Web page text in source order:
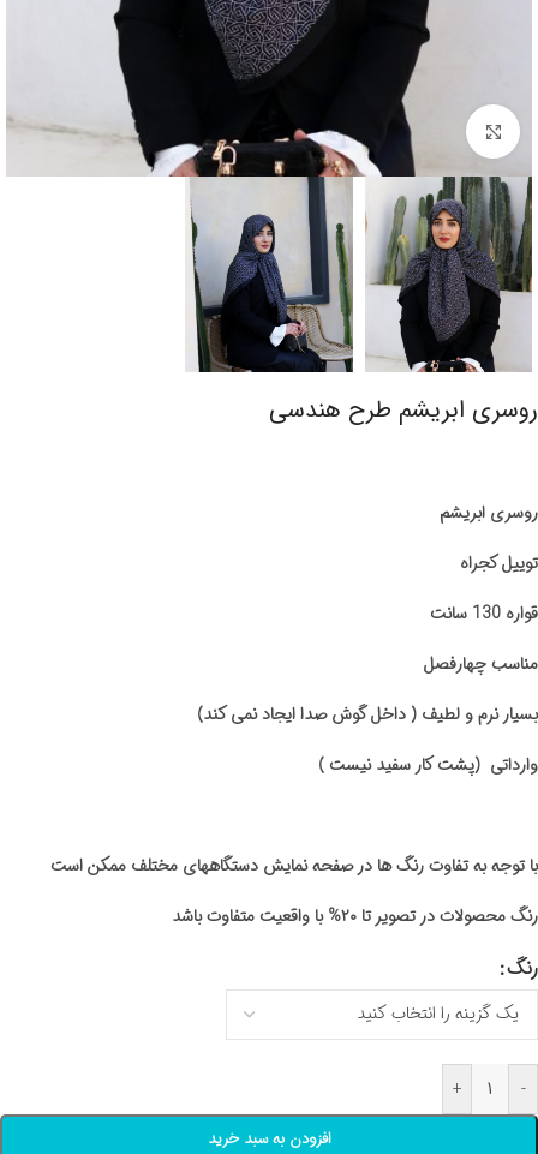
برای بزرگنمایی کلیک کنید
روسری ابریشم طرح هندسی
روسری ابریشم
توییل کجراه
قواره 130 سانت
مناسب چهارفصل
بسیار نرم و لطیف ( داخل گوش صدا ایجاد نمی کند)
وارداتی (پشت کار سفید نیست )
با توجه به تفاوت رنگ ها در صفحه نمایش دستگاههای مختلف ممکن است
رنگ محصولات در تصویر تا ۲۰% با واقعیت متفاوت باشد
رنگ
-
+
افزودن به سبد خرید